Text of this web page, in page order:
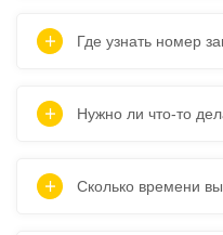
Где узнать номер
Нужно ли что-то
Сколько времени